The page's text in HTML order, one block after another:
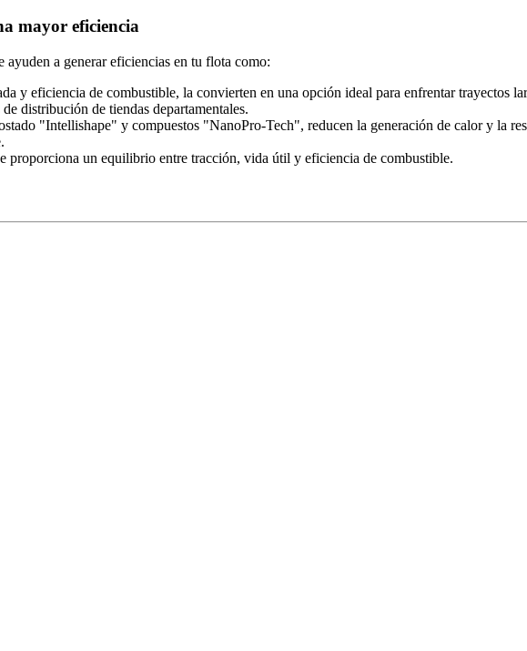
mayor eficiencia
ayuden a generar eficiencias en tu flota como:
y eficiencia de combustible, la convierten en una opción ideal para enfrentar trayectos
distribución de tiendas departamentales.
"Intellishape" y compuestos "NanoPro-Tech", reducen la generación de calor y la
proporciona un equilibrio entre tracción, vida útil y eficiencia de combustible.